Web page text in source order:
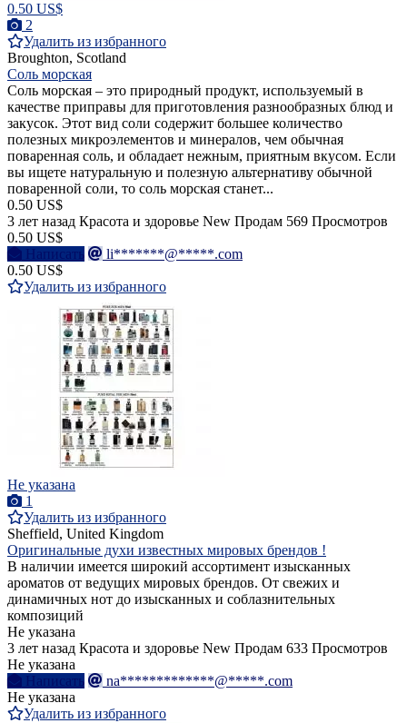
0.50 US$
2
Удалить из избранного
Broughton, Scotland
Соль морская
Соль морская – это природный продукт, используемый в
качестве приправы для приготовления разнообразных блюд и
закусок. Этот вид соли содержит большее количество
полезных микроэлементов и минералов, чем обычная
поваренная соль, и обладает нежным, приятным вкусом. Если
вы ищете натуральную и полезную альтернативу обычной
поваренной соли, то соль морская станет...
0.50 US$
3 лет назад Красота и здоровье New Продам 569 Просмотров
0.50 US$
Написать
li*******@*****.com
0.50 US$
Удалить из избранного
Не указана
1
Удалить из избранного
Sheffield, United Kingdom
Оригинальные духи известных мировых брендов !
В наличии имеется широкий ассортимент изысканных
ароматов от ведущих мировых брендов. От свежих и
динамичных нот до изысканных и соблазнительных
композиций
Не указана
3 лет назад Красота и здоровье New Продам 633 Просмотров
Не указана
Написать
na*************@*****.com
Не указана
Удалить из избранного